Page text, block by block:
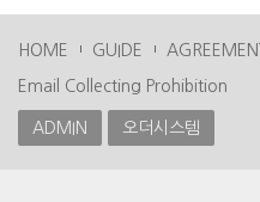
HOME GUIDE AGREEMENT
Email Collecting Prohibition
ADMIN 오더시스템